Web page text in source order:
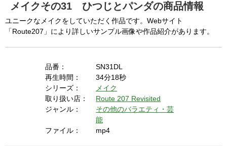
a
y
V
%
メイクその31 ひつじとパンダの商品情報
ユニークなメイクをしていただく作品です。Webサイト
「Route207」により詳しいサンプル画像や作品紹介があります。
品番：
SN31DL
再生時間：
34分18秒
シリーズ：
メイク
取り扱い店：
Route 207 Revisited
ジャンル：
その他のバラエティ・芸
能
ファイル：
mp4